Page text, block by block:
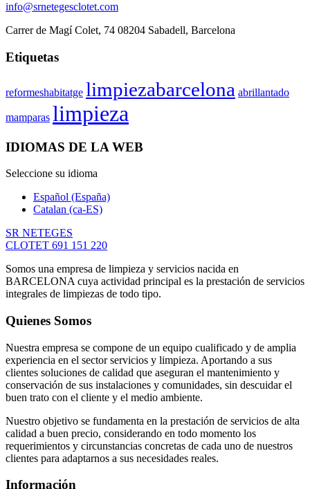
info@srnetegesclotet.com
Carrer de Magí Colet, 74 08204 Sabadell, Barcelona
Etiquetas
reformeshabitatge limpiezabarcelona abrillantado
mamparas limpieza
IDIOMAS DE LA WEB
Seleccione su idioma
Español (España)
Catalan (ca-ES)
SR NETEGES
CLOTET 691 151 220
Somos una empresa de limpieza y servicios nacida en
BARCELONA cuya actividad principal es la prestación de servicios
integrales de limpiezas de todo tipo.
Quienes Somos
Nuestra empresa se compone de un equipo cualificado y de amplia
experiencia en el sector servicios y limpieza. Aportando a sus
clientes soluciones de calidad que aseguran el mantenimiento y
conservación de sus instalaciones y comunidades, sin descuidar el
buen trato con el cliente y el medio ambiente.
Nuestro objetivo se fundamenta en la prestación de servicios de alta
calidad a buen precio, considerando en todo momento los
requerimientos y circunstancias concretas de cada uno de nuestros
clientes para adaptarnos a sus necesidades reales.
Información